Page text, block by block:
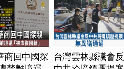
商回中國探
台灣雲林縣議會反